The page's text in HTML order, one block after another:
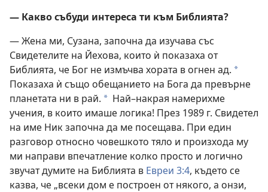
— Какво събуди интереса ти към Библията?
— Жена ми, Сузана, започна да изучава със
Свидетелите на Йехова, които ѝ показаха от
Библията, че Бог не измъчва хората в огнен ад. *
Показаха ѝ също обещанието на Бога да превърне
планетата ни в рай. * Най–накрая намерихме
учения, в които имаше логика! През 1989 г. Свидетел
на име Ник започна да ме посещава. При един
разговор относно човешкото тяло и произхода му
ми направи впечатление колко просто и логично
звучат думите на Библията в Евреи 3:4, където се
казва, че „всеки дом е построен от някого, а онзи,